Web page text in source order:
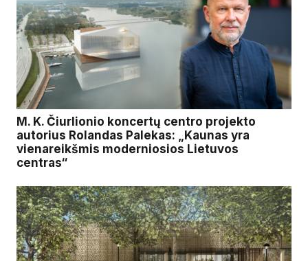
M. K. Čiurlionio koncertų centro projekto
autorius Rolandas Palekas: „Kaunas yra
vienareikšmis moderniosios Lietuvos
centras“